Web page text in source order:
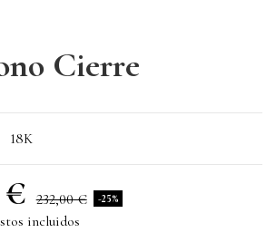
Cierre
18K
€ 232,00 € -25%
incluidos